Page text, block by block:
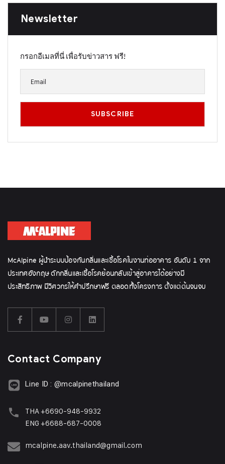
Newsletter
กรอกอีเมลที่นี่ เพื่อรับข่าวสาร ฟรี!
McAlpine ผู้นำระบบป้องกันกลิ่นและเชื้อโรคในงานท่ออาคาร อันดับ 1 จาก
ประเทศอังกฤษ ดักกลิ่นและเชื้อโรคย้อนกลับเข้าสู่อาคารได้อย่างมี
ประสิทธิภาพ มีวิศวกรให้คำปรึกษาฟรี ตลอดทั้งโครงการ ตั้งแต่ต้นจนจบ
Contact Company
Line ID : @mcalpinethailand
THA +6690-948-9932
ENG +6688-687-0008
mcalpine.aav.thailand@gmail.com